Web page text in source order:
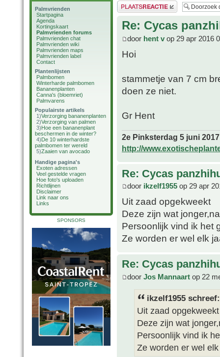
Palmvrienden
Startpagina
Agenda
Kortingskaart
Palmvrienden forums
Palmvrienden chat
Palmvrienden wiki
Palmvrienden maps
Palmvrienden label
Contact
Plantenlijsten
Palmbomen
Winterharde palmbomen
Bananenplanten
Canna's (bloemriet)
Palmvarens
Populairste artikels
1)Verzorging bananenplanten
2)Verzorging van palmen
3)Hoe een bananenplant
beschermen in de winter?
4)De 10 winterhardste
palmbomen ter wereld
5)Zaaien van avocado
Handige pagina's
Exoten adressen
Veel gestelde vragen
Hoe foto's uploaden
Richtlijnen
Disclaimer
Link naar ons
Links
SPONSORS
Plaats een reactie
Re: Cycas
door hent v op 29 apr 2016
Hoi
stammetje van 7 cm
doen ze niet.
Gr Hent
2e Pinksterdag 5 juni
http://
Re: Cycas
door ikzelf1955 op 29 apr
Uit zaad opgekweekt
Deze zijn wat
Persoonlijk vind ik het
Ze worden er wel elk
Re: Cycas
door Jos Mannaart op 22
ikzelf1955 schreef:
Uit zaad opgekweekt
Deze zijn wat
Persoonlijk vind ik
Ze worden er wel